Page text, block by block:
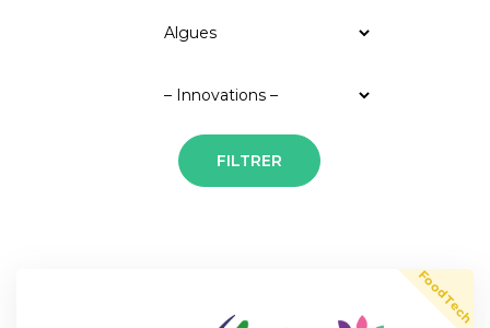
FoodTech